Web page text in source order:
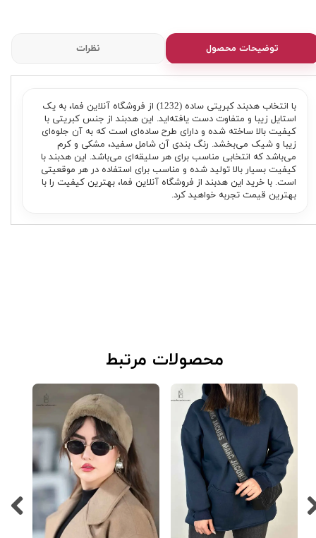
توضیحات محصول نظرات
با انتخاب هدبند کبریتی ساده (1232) از فروشگاه آنلاین فما، به یک
استایل زیبا و متفاوت دست یافته‌اید. این هدبند از جنس کبریتی با
کیفیت بالا ساخته شده و دارای طرح ساده‌ای است که به آن جلوه‌ای
زیبا و شیک می‌بخشد. رنگ بندی آن شامل سفید، مشکی و کرم
می‌باشد که انتخابی مناسب برای هر سلیقه‌ای می‌باشد. این هدبند با
کیفیت بسیار بالا تولید شده و مناسب برای استفاده در هر موقعیتی
است. با خرید این هدبند از فروشگاه آنلاین فما، بهترین کیفیت را با
بهترین قیمت تجربه خواهید کرد.
​محصولات مرتبط